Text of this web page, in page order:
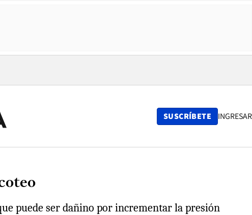
SUSCRÍBETE INGRESAR
puede ser dañino por incrementar la presión